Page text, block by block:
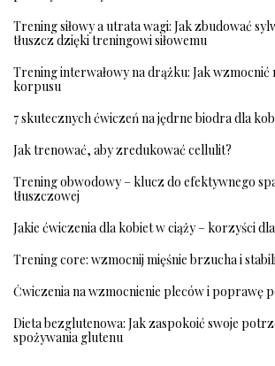
Trening siłowy a utrata wagi: Jak zbudować
tłuszcz dzięki treningowi siłowemu
Trening interwałowy na drążku: Jak wzmocnić
korpusu
7 skutecznych ćwiczeń na jędrne biodra dla
Jak trenować, aby zredukować cellulit?
Trening obwodowy – klucz do efektywnego
tłuszczowej
Jakie ćwiczenia dla kobiet w ciąży – korzyści
Trening core: wzmocnij mięśnie brzucha i
Ćwiczenia na wzmocnienie pleców i poprawę
Dieta bezglutenowa: Jak zaspokoić swoje
spożywania glutenu